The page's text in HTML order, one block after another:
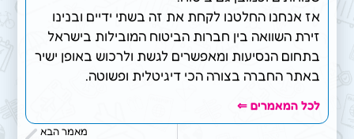
אז אנחנו החלטנו לקחת את זה בשתי ידיים ובנינו
זירת השוואה בין חברות הביטוח המובילות בישראל
בתחום הנסיעות ומאפשרים לגשת ולרכוש באופן ישיר
באתר החברה בצורה הכי דיגיטלית ופשוטה.
לכל המאמרים ⇐
מאמר הבא